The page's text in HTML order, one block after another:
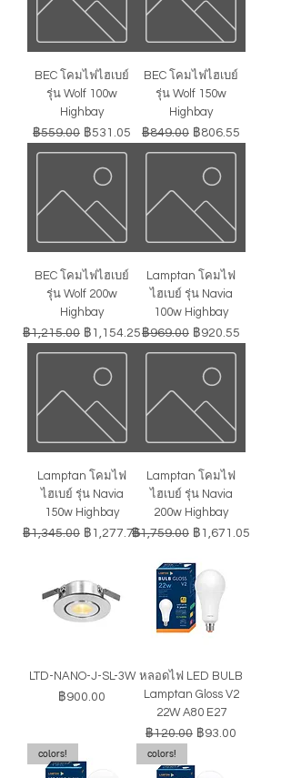
BEC โคมไฟไฮเบย์
รุ่น Wolf 100w
Highbay
ราคาปกติ
฿559.00 ราคาขายลด
฿531.05
BEC โคมไฟไฮเบย์
รุ่น Wolf 150w
Highbay
ราคาปกติ
฿849.00 ราคาขายลด
฿806.55
BEC โคมไฟไฮเบย์
รุ่น Wolf 200w
Highbay
ราคาปกติ
฿1,215.00 ราคาขายลด
฿1,154.25
Lamptan โคมไฟ
ไฮเบย์ รุ่น Navia
100w Highbay
ราคาปกติ
฿969.00 ราคาขายลด
฿920.55
Lamptan โคมไฟ
ไฮเบย์ รุ่น Navia
150w Highbay
ราคาปกติ
฿1,345.00 ราคาขายลด
฿1,277.75
Lamptan โคมไฟ
ไฮเบย์ รุ่น Navia
200w Highbay
ราคาปกติ
฿1,759.00 ราคาขายลด
฿1,671.05
LTD-NANO-J-SL-3W
ราคา
฿900.00
หลอดไฟ LED BULB
Lamptan Gloss V2
22W A80 E27
ราคาปกติ
฿120.00 ราคาขายลด
฿93.00
colors!
colors!